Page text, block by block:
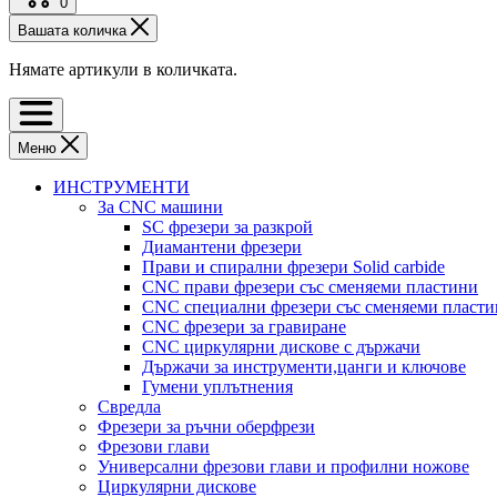
Вашата количка
Нямате артикули в количката.
Меню
ИНСТРУМЕНТИ
За CNC машини
SC фрезери за разкрой
Диамантени фрезери
Прави и спирални фрезери Solid carbide
CNC прави фрезери със сменяеми пластини
CNC специални фрезери със сменяеми
CNC фрезери за гравиране
CNC циркулярни дискове с държачи
Държачи за инструменти,цанги и ключове
Гумени уплътнения
Свредла
Фрезери за ръчни оберфрези
Фрезови глави
Универсални фрезови глави и профилни ножове
Циркулярни дискове